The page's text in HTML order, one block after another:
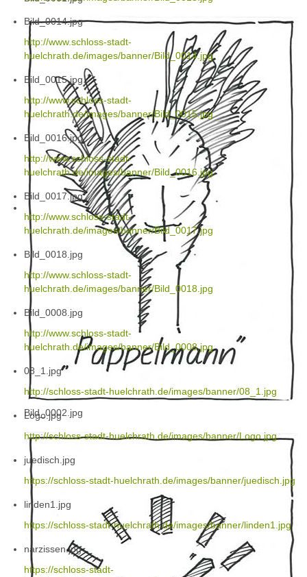
Bild_0002.jpg
Bild_0014.jpg
http://www.schloss-stadt-
huelchrath.de/images/banner/Bild_0014.jpg
Bild_0015.jpg
http://www.schloss-stadt-
huelchrath.de/images/banner/Bild_0015.jpg
Bild_0016.jpg
http://www.schloss-stadt-
huelchrath.de/images/banner/Bild_0016.jpg
Bild_0017.jpg
http://www.schloss-stadt-
huelchrath.de/images/banner/Bild_0017.jpg
Bild_0018.jpg
http://www.schloss-stadt-
huelchrath.de/images/banner/Bild_0018.jpg
Bild_0008.jpg
http://www.schloss-stadt-
huelchrath.de/images/banner/Bild_0008.jpg
08_1.jpg
http://schloss-stadt-huelchrath.de/images/banner/08_1.jpg
Logo.jpg
http://schloss-stadt-huelchrath.de/images/banner/Logo.jpg
juedisch.jpg
https://schloss-stadt-huelchrath.de/images/banner/juedisch.jpg
linden1.jpg
https://schloss-stadt-huelchrath.de/images/banner/linden1.jpg
narzissen.jpg
https://schloss-stadt-